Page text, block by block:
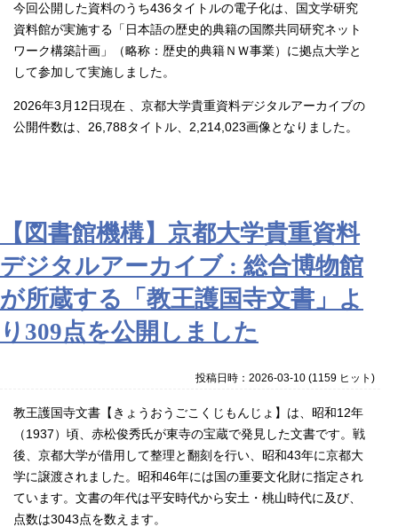
今回公開した資料のうち436タイトルの電子化は、国文学研究
資料館が実施する「日本語の歴史的典籍の国際共同研究ネット
ワーク構築計画」（略称：歴史的典籍ＮＷ事業）に拠点大学と
して参加して実施しました。
2026年3月12日現在 、京都大学貴重資料デジタルアーカイブの
公開件数は、26,788タイトル、2,214,023画像となりました。
【図書館機構】京都大学貴重資料
デジタルアーカイブ : 総合博物館
が所蔵する「教王護国寺文書」よ
り309点を公開しました
投稿日時：2026-03-10(1159 ヒット )
教王護国寺文書【きょうおうごこくじもんじょ】は、昭和12年
（1937）頃、赤松俊秀氏が東寺の宝蔵で発見した文書です。戦
後、京都大学が借用して整理と翻刻を行い、昭和43年に京都大
学に譲渡されました。昭和46年には国の重要文化財に指定され
ています。文書の年代は平安時代から安土・桃山時代に及び、
点数は3043点を数えます。